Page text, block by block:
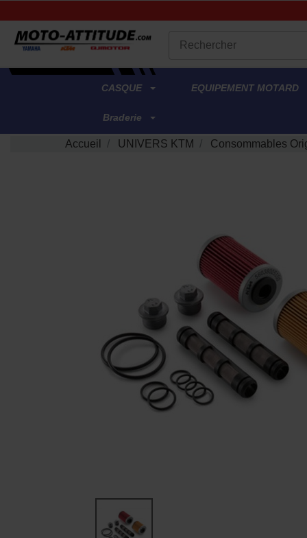
.
CASQUE EQUIPEMENT MOTARD
Braderie
Accueil UNIVERS KTM Consommables